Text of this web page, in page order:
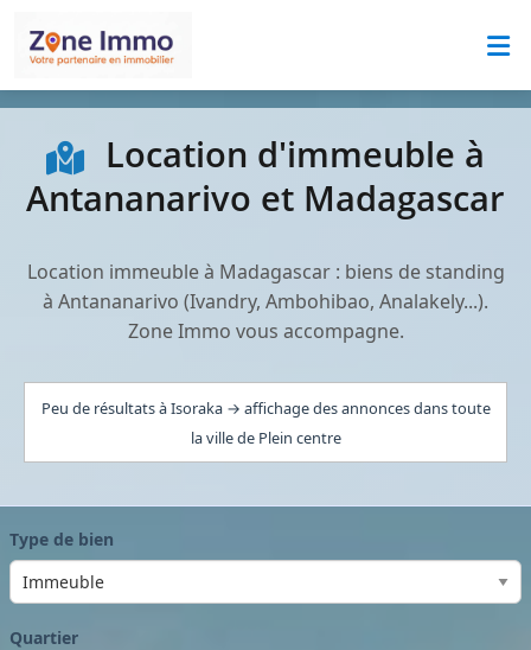
Location d'immeuble à
Antananarivo et Madagascar
Location immeuble à Madagascar : biens de standing
à Antananarivo (Ivandry, Ambohibao, Analakely...).
Zone Immo vous accompagne.
Peu de résultats à Isoraka → affichage des annonces dans toute
la ville de Plein centre
Type de bien
Quartier